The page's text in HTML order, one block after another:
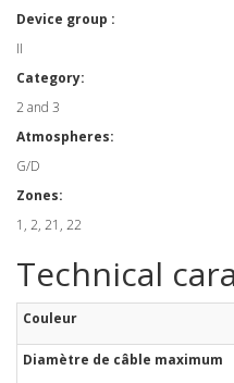
Device group :
II
Category:
2 and 3
Atmospheres:
G/D
Zones:
1, 2, 21, 22
Technical
Couleur
Diamètre de câble maximum